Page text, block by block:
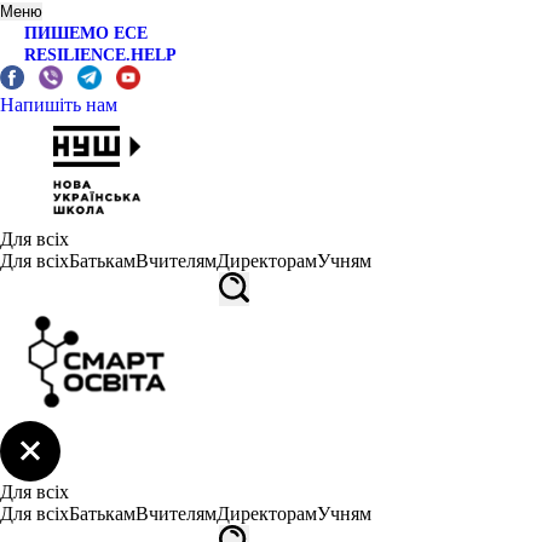
Меню
ПИШЕМО ЕСЕ
RESILIENCE.HELP
Напишіть нам
Для всіх
Для всіхБатькамВчителямДиректорамУчням
Для всіх
Для всіхБатькамВчителямДиректорамУчням